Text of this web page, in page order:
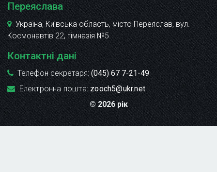
Переяслава
Україна, Київська область, місто Переяслав, вул.
Космонавтів 22, гімназія №5
Контактні дані
Телефон секретаря:(045) 67 7-21-49
Електронна пошта:zooch5@ukr.net
© 2026 рік